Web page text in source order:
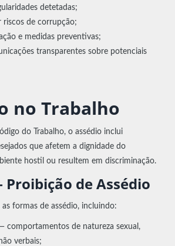
detetadas;
riscos de corrupção;
e medidas preventivas;
transparentes sobre potenciais
no Trabalho
do Trabalho, o assédio inclui
que afetem a dignidade do
hostil ou resultem em discriminação.
de Assédio
formas de assédio, incluindo:
comportamentos de natureza sexual,
verbais;